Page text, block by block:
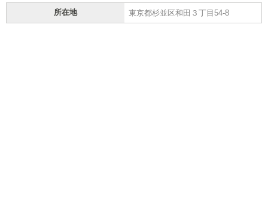
所在地 東京都杉並区和田３丁目54-8